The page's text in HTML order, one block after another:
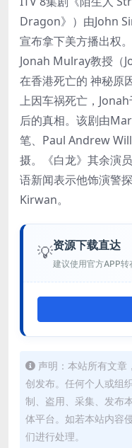
Dragon》）由John
宣布拿下美方播出权
Jonah Mulray教授（
在香港死亡的 神秘原
上因车祸死亡，
后的真相。该剧由
笔、Paul Andrew
摄。《白龙》其余演
语新闻表示他饰演警
Kirwan。
💡资源下载直达
建议使用官方APP
声明：本站所有文章
创发布。任何个人或组
制、盗用、采集、发布
体平台。如若本站内容
们进行处理。